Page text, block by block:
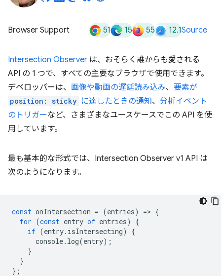
Browser Support 51 15 55 12.1Source
Intersection Observer は、おそらく誰からも愛される
API の 1 つで、すべての主要なブラウザで使用できます。
デベロッパーは、 画像や動画の遅延読み込み、 要素が
position: sticky に達したときの通知、 分析イベント
のトリガーなど、さまざまなユースケースでこの API を使
用しています。
最も基本的な形式では、Intersection Observer v1 API は
次のようになります。
const onIntersection = (entries) => {
for (const entry of entries)
{
if (entry. isIntersecting)
{
console. log(entry);
}
}
};